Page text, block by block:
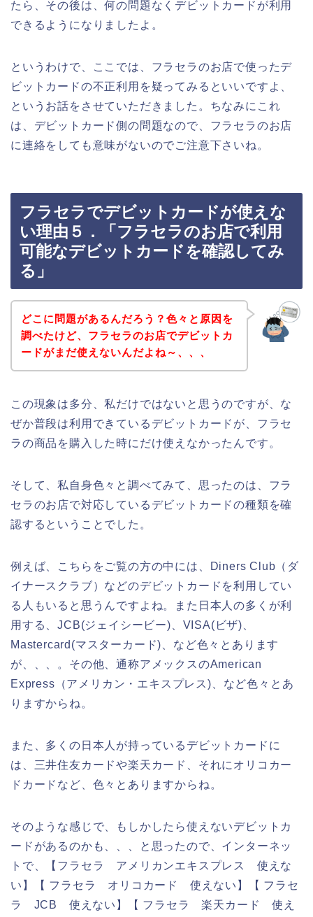
たら、その後は、何の問題なくデビットカードが利用
できるようになりましたよ。
というわけで、ここでは、フラセラのお店で使ったデ
ビットカードの不正利用を疑ってみるといいですよ、
というお話をさせていただきました。ちなみにこれ
は、デビットカード側の問題なので、フラセラのお店
に連絡をしても意味がないのでご注意下さいね。
フラセラでデビットカードが使えな
い理由５．「フラセラのお店で利用
可能なデビットカードを確認してみ
る」
どこに問題があるんだろう？色々と原因を
調べたけど、フラセラのお店でデビットカ
ードがまだ使えないんだよね～、、、
この現象は多分、私だけではないと思うのですが、な
ぜか普段は利用できているデビットカードが、フラセ
ラの商品を購入した時にだけ使えなかったんです。
そして、私自身色々と調べてみて、思ったのは、フラ
セラのお店で対応しているデビットカードの種類を確
認するということでした。
例えば、こちらをご覧の方の中には、Diners Club（ダ
イナースクラブ）などのデビットカードを利用してい
る人もいると思うんですよね。また日本人の多くが利
用する、JCB(ジェイシービー)、VISA(ビザ)、
Mastercard(マスターカード)、など色々とあります
が、、、。その他、通称アメックスのAmerican
Express（アメリカン・エキスプレス)、など色々とあ
りますからね。
また、多くの日本人が持っているデビットカードに
は、三井住友カードや楽天カード、それにオリコカー
ドカードなど、色々とありますからね。
そのような感じで、もしかしたら使えないデビットカ
ードがあるのかも、、、と思ったので、インターネッ
トで、【フラセラ アメリカンエキスプレス 使えな
い】【 フラセラ オリコカード 使えない】【 フラセ
ラ JCB 使えない】【 フラセラ 楽天カード 使え